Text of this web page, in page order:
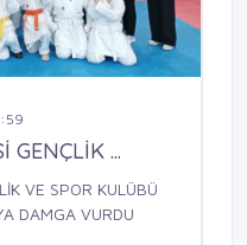
GENÇLİK ...
VE SPOR KULÜBÜ
DAMGA VURDU